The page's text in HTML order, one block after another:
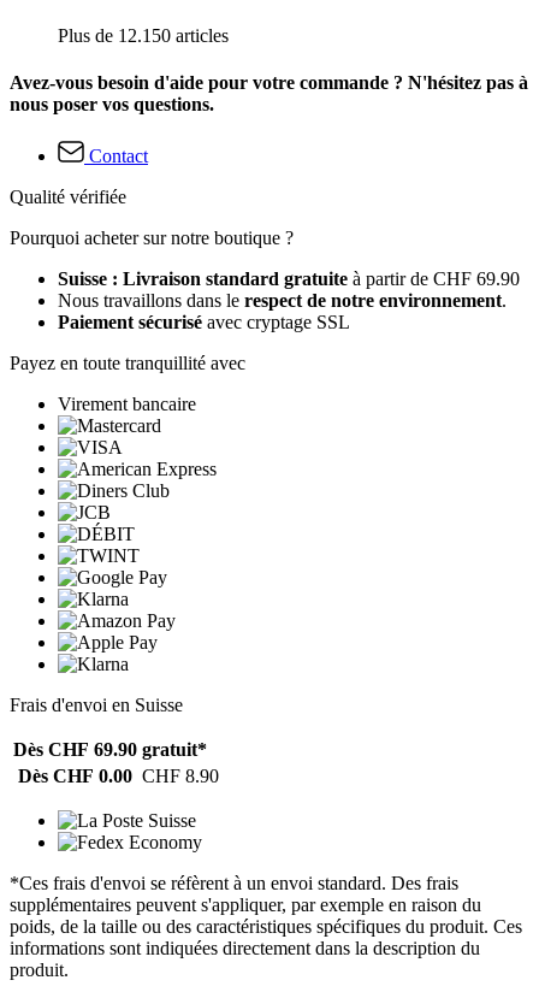
Plus de 12.150 articles
Avez-vous besoin d'aide pour votre commande ? N'hésitez pas à
nous poser vos questions.
Contact
Qualité vérifiée
Pourquoi acheter sur notre boutique ?
Suisse : Livraison standard gratuite à partir de CHF 69.90
Nous travaillons dans le respect de notre environnement.
Paiement sécurisé avec cryptage SSL
Payez en toute tranquillité avec
Virement bancaire
Frais d'envoi en Suisse
Dès CHF 69.90 gratuit*
Dès CHF 0.00 CHF 8.90
*Ces frais d'envoi se réfèrent à un envoi standard. Des frais
supplémentaires peuvent s'appliquer, par exemple en raison du
poids, de la taille ou des caractéristiques spécifiques du produit. Ces
informations sont indiquées directement dans la description du
produit.